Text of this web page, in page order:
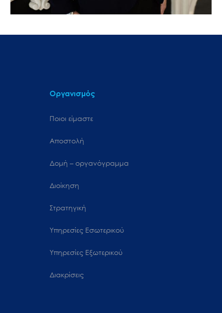
Οργανισμός
Ποιοι είμαστε
Αποστολή
Δομή – οργανόγραμμα
Διοίκηση
Στρατηγική
Υπηρεσίες Εσωτερικού
Υπηρεσίες Εξωτερικού
Διακρίσεις